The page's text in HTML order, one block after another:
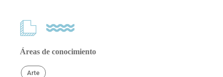
Áreas de conocimiento
Arte